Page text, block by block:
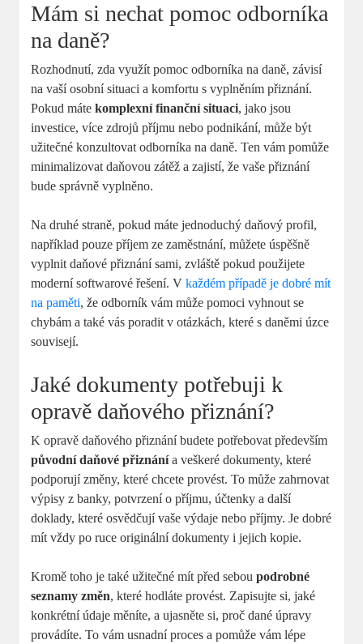
Mám si nechat pomoc odborníka
na daně?
Rozhodnutí, zda využít pomoc odborníka na daně, závisí
na vaší osobní situaci a komfortu s vyplněním přiznání.
Pokud mátekomplexní finanční situaci, jako jsou
investice, více zdrojů příjmu nebo podnikání, může být
užitečné konzultovat odborníka na daně. Ten vám pomůže
minimalizovat daňovou zátěž a zajistí, že vaše přiznání
bude správně vyplněno.
Na druhé straně, pokud máte jednoduchý daňový profil,
například pouze příjem ze zaměstnání, můžete úspěšně
vyplnit daňové přiznání sami, zvláště pokud použijete
moderní softwarové řešení. Vkaždém případěje dobré mít
na paměti, že odborník vám může pomoci vyhnout se
chybám a také vás poradit v otázkách, které s daněmi úzce
souvisejí.
Jaké dokumenty potřebuji k
opravě daňového přiznání?
K opravě daňového přiznání budete potřebovat především
původní daňové přiznánía veškeré dokumenty, které
podporují změny, které chcete provést. To může zahrnovat
výpisy z banky, potvrzení o příjmu, účtenky a další
doklady, které osvědčují vaše výdaje nebo příjmy. Je dobré
mít vždy po ruce originální dokumenty i jejich kopie.
Kromě toho je také užitečné mít před seboupodrobné
seznamy změn, které hodláte provést. Zapisujte si, jaké
konkrétní údaje měníte, a ujasněte si, proč dané úpravy
provádíte. To vám usnadní proces a pomůže vám lépe